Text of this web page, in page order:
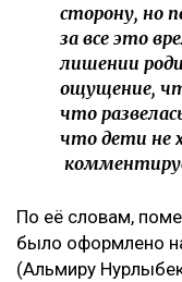
сторону, но
за все это
лишении
ощущение,
что
что дети не
По её словам,
было оформлено
(Альмиру